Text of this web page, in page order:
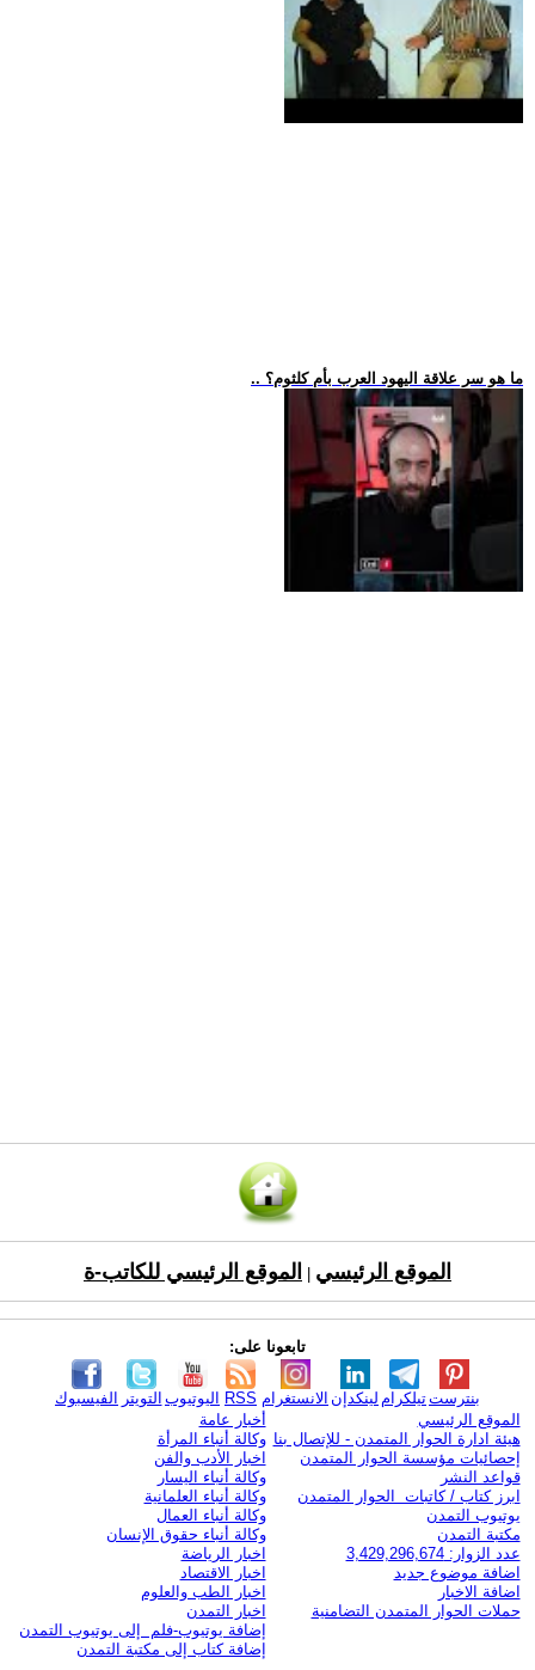
.. ما هو سر علاقة اليهود العرب بأم كلثوم؟
الموقع الرئيسي الموقع الرئيسي للكاتب-ة
تابعونا على:
الفيسبوك التويتر اليوتيوب RSS الانستغرام لينكدإن تيلكرامبنترست
الموقع الرئيسي
هيئة ادارة الحوار المتمدن - للإتصال بنا
إحصائيات مؤسسة الحوار المتمدن
قواعد النشر
ابرز كتاب / كاتبات الحوار المتمدن
يوتيوب التمدن
مكتبة التمدن
عدد الزوار: 3,429,296,674
اضافة موضوع جديد
اضافة الاخبار
حملات الحوار المتمدن التضامنية
أخبار عامة
وكالة أنباء المرأة
اخبار الأدب والفن
وكالة أنباء اليسار
وكالة أنباء العلمانية
وكالة أنباء العمال
وكالة أنباء حقوق الإنسان
اخبار الرياضة
اخبار الاقتصاد
اخبار الطب والعلوم
اخبار التمدن
إضافة يوتيوب-فلم إلى يوتيوب التمدن
إضافة كتاب إلى مكتبة التمدن